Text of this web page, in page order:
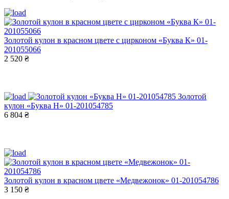
Золотой кулон в красном цвете с цирконом «Буква К» 01-
201055066
2 520 ₴
Золотой
кулон «Буква Н» 01-201054785
6 804 ₴
Золотой кулон в красном цвете «Медвежонок» 01-201054786
3 150 ₴